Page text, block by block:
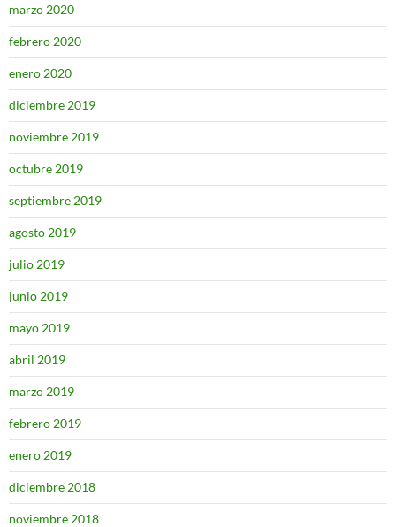
marzo 2020
febrero 2020
enero 2020
diciembre 2019
noviembre 2019
octubre 2019
septiembre 2019
agosto 2019
julio 2019
junio 2019
mayo 2019
abril 2019
marzo 2019
febrero 2019
enero 2019
diciembre 2018
noviembre 2018